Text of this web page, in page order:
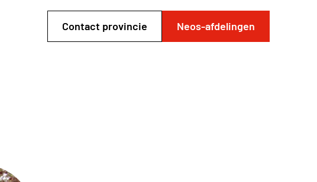
Contact provincie Neos-afdelingen